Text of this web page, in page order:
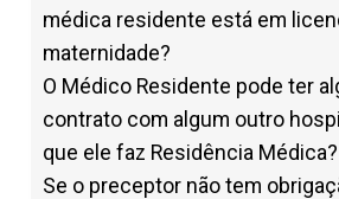
médica residente está em
maternidade?
O Médico Residente pode ter
contrato com algum outro
que ele faz Residência Médica?
Se o preceptor não tem